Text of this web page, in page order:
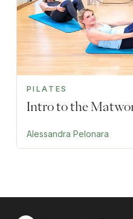
PILATES
Intro to the
Alessandra Pelonara